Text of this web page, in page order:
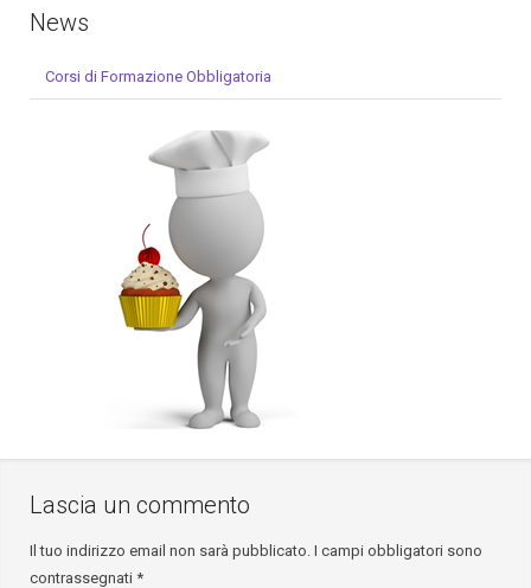
News
Corsi di Formazione Obbligatoria
Lascia un commento
Il tuo indirizzo email non sarà pubblicato. I campi obbligatori sono
contrassegnati *